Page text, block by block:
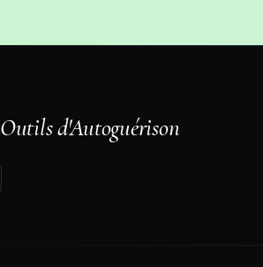
Outils d'Autoguérison